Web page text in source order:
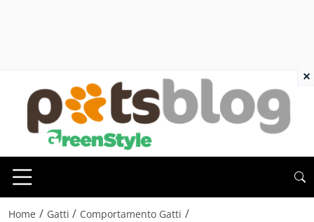
Home / Gatti / Comportamento Gatti /
×